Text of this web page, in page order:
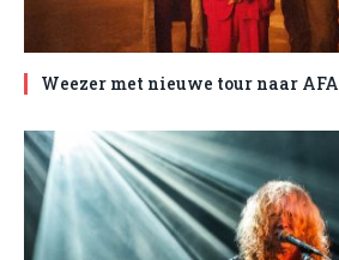
Weezer met nieuwe tour naar